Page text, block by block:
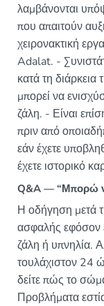
λαμβάνονται
που απαιτούν
χειρονακτική
Adalat. -
κατά τη
μπορεί να
ζάλη. - Είναι
πριν από
εάν έχετε
έχετε ιστορικό
Q&A — “Μπορώ
Η οδήγηση μετά
ασφαλής εφόσον
ζάλη ή υπνηλία.
τουλάχιστον 24
δείτε πώς το
Προβλήματα